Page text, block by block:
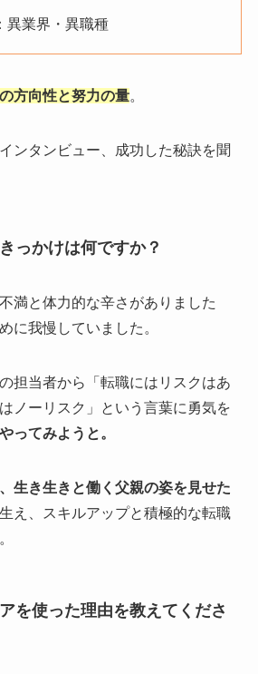
異業界・異職種
方向性と努力の量。
ンタンビュー、成功した秘訣を聞
っかけは何ですか？
満と体力的な辛さがありました
に我慢していました。
担当者から「転職にはリスクはあ
ノーリスク」という言葉に勇気を
ってみようと。
生き生きと働く父親の姿を見せた
え、スキルアップと積極的な転職
を使った理由を教えてくださ